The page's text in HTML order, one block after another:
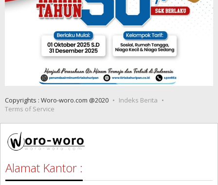
Copyrights : Woro-woro.com @2020
Indeks Berita
Terms of Service
Alamat Kantor :